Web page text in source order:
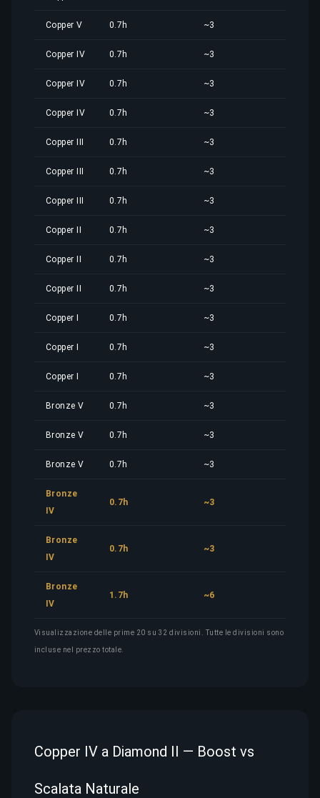
Copper V 0.7h ~3
Copper IV 0.7h ~3
Copper IV 0.7h ~3
Copper IV 0.7h ~3
Copper III 0.7h ~3
Copper III 0.7h ~3
Copper III 0.7h ~3
Copper II 0.7h ~3
Copper II 0.7h ~3
Copper II 0.7h ~3
Copper I 0.7h ~3
Copper I 0.7h ~3
Copper I 0.7h ~3
Bronze V 0.7h ~3
Bronze V 0.7h ~3
Bronze V 0.7h ~3
Bronze
IV
0.7h ~3
Bronze
IV
0.7h ~3
Bronze
IV
1.7h ~6
Visualizzazione delle prime 20 su 32 divisioni. Tutte le divisioni sono
incluse nel prezzo totale.
Copper IV a Diamond II — Boost vs
Scalata Naturale